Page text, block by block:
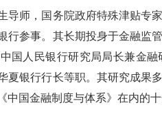
导师，国务院政府特殊津贴专
行参事。其长期投身于金融监
国人民银行研究局局长兼金
夏银行行长等职。其研究成果
国金融制度与体系》在内的十